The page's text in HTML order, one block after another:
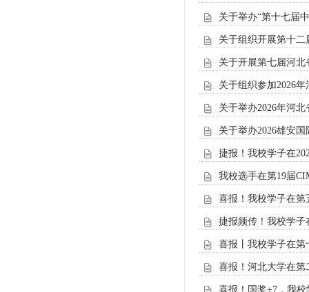
关于举办“第十七届
关于组织开展第十
关于开展第七届河
关于组织参加2026
关于举办2026年河
关于举办2026雄安
捷报！我校学子在
我校选手在第19届
喜报！我校学子在
捷报频传！我校学子
喜报丨我校学子在
喜报！河北大学在
喜报！国奖+7，我